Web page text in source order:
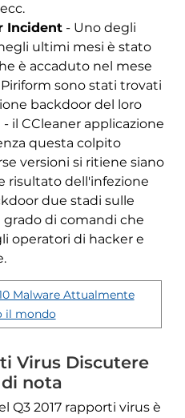
Incident- Uno degli
ultimi mesi è stato
è accaduto nel mese
sono stati trovati
backdoor del loro
il CCleaner applicazione
questa colpito
versioni si ritiene siano
risultato dell'infezione
due stadi sulle
di comandi che
operatori di hacker e
Malware Attualmente
il mondo
Virus Discutere
nota
Q3 2017 rapporti virus è